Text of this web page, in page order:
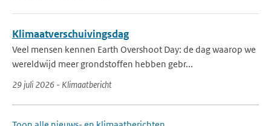
Klimaatverschuivingsdag
Veel mensen kennen Earth Overshoot Day: de dag waarop we
wereldwijd meer grondstoffen hebben gebr...
29 juli 2026 - Klimaatbericht